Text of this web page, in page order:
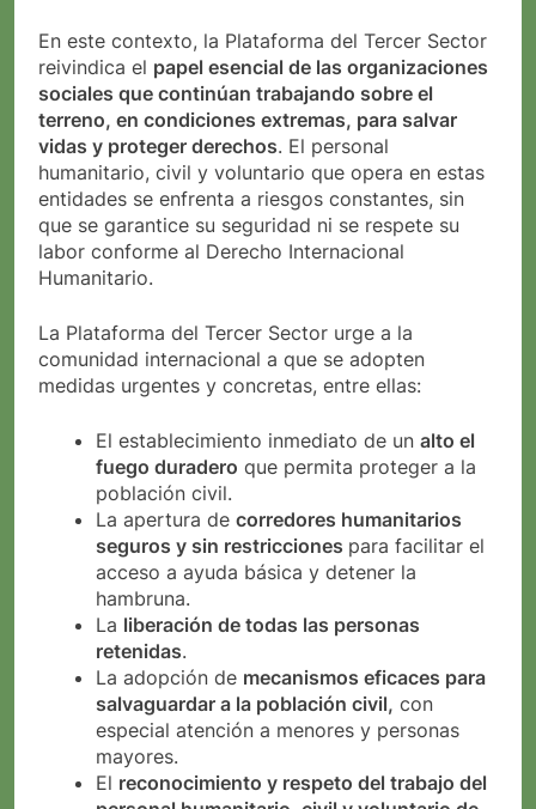
En este contexto, la Plataforma del Tercer Sector
reivindica el papel esencial de las organizaciones
sociales que continúan trabajando sobre el
terreno, en condiciones extremas, para salvar
vidas y proteger derechos. El personal
humanitario, civil y voluntario que opera en estas
entidades se enfrenta a riesgos constantes, sin
que se garantice su seguridad ni se respete su
labor conforme al Derecho Internacional
Humanitario.
La Plataforma del Tercer Sector urge a la
comunidad internacional a que se adopten
medidas urgentes y concretas, entre ellas:
El establecimiento inmediato de un alto el
fuego duradero que permita proteger a la
población civil.
La apertura de corredores humanitarios
seguros y sin restricciones para facilitar el
acceso a ayuda básica y detener la
hambruna.
La liberación de todas las personas
retenidas.
La adopción de mecanismos eficaces para
salvaguardar a la población civil, con
especial atención a menores y personas
mayores.
El reconocimiento y respeto del trabajo del